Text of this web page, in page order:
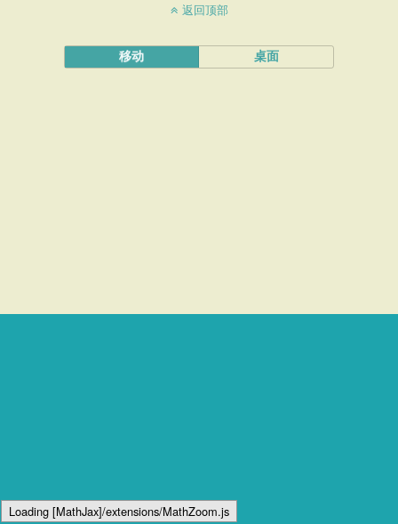
Loading [MathJax]/extensions/MathZoom.js
返回顶部
移动 桌面